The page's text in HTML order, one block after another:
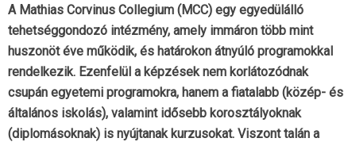
A Mathias Corvinus Collegium (MCC) egy egyedülálló
tehetséggondozó intézmény, amely immáron több mint
huszonöt éve működik, és határokon átnyúló programokkal
rendelkezik. Ezenfelül a képzések nem korlátozódnak
csupán egyetemi programokra, hanem a fiatalabb (közép- és
általános iskolás), valamint idősebb korosztályoknak
(diplomásoknak) is nyújtanak kurzusokat. Viszont talán a